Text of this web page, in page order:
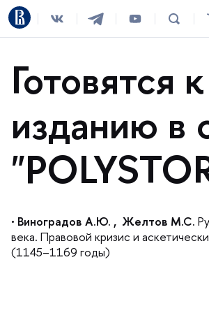
Готовятся к
изданию в
• иноградов А.Ю. , Желтов М.С.
ека. Правовой кризис и
(1145–1169 годы)